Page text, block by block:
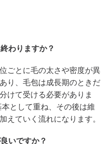
わりますか？
ごとに毛の太さや密度が異
り、毛包は成長期のときだ
けて受ける必要がありま
として重ね、その後は維
えていく流れになります。
いですか？